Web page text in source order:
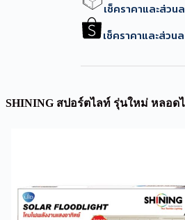
เช็คราคาและส่วน
เช็คราคาและส่วน
SHINING สปอร์ตไลท์ รุ่นใหม่ หลอด